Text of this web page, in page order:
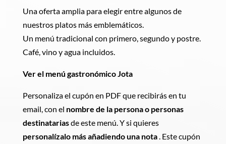
Una oferta amplia para elegir entre algunos de
nuestros platos más emblemáticos.
Un menú tradicional con primero, segundo y postre.
Café, vino y agua incluidos.
Ver el menú gastronómico Jota
Personaliza el cupón en PDF que recibirás en tu
email, con el nombre de la persona o personas
destinatariasde este menú. Y si quieres
personalízalo más añadiendo una nota. Este cupón